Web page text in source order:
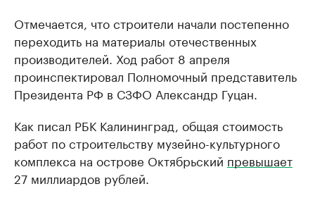
Отмечается, что строители начали постепенно
переходить на материалы отечественных
производителей. Ход работ 8 апреля
проинспектировал Полномочный представитель
Президента РФ в СЗФО Александр Гуцан.
Как писал РБК Калининград, общая стоимость
работ по строительству музейно-культурного
комплекса на острове Октябрьский превышает
27 миллиардов рублей.